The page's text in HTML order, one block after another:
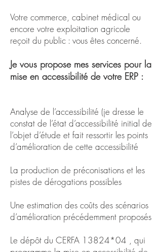
Votre commerce, cabinet médical ou
encore votre exploitation agricole
reçoit du public : vous êtes concerné.
Je vous propose mes services pour la
mise en accessibilité de votre ERP :
Analyse de l’accessibilité (je dresse le
constat de l’état d’accessibilité initial de
l’objet d’étude et fait ressortir les points
d’amélioration de cette accessibilité
La production de préconisations et les
pistes de dérogations possibles
Une estimation des coûts des scénarios
d’amélioration précédemment proposés
Le dépôt du CERFA 13824*04 , qui